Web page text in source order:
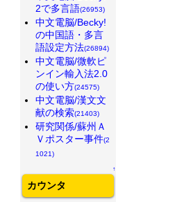
2で多言語(26953)
中文電脳/Becky!
の中国語・多言
語設定方法(26894)
中文電脳/微軟ピ
ンイン輸入法2.0
の使い方(24575)
中文電脳/漢文文
献の検索(21403)
研究関係/蘇州Ａ
Ｖポスター事件(2
1021)
↑
カウンタ